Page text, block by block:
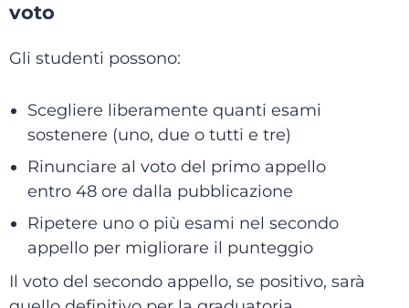
voto
Gli studenti possono:
Scegliere liberamente quanti esami
sostenere (uno, due o tutti e tre)
Rinunciare al voto del primo appello
entro 48 ore dalla pubblicazione
Ripetere uno o più esami nel secondo
appello per migliorare il punteggio
Il voto del secondo appello, se positivo, sarà